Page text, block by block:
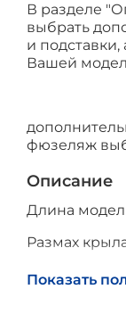
В разделе
выбрать
и подставки,
Вашей
фюзеляж
Описание
Длина
Размах
Высота
Показать